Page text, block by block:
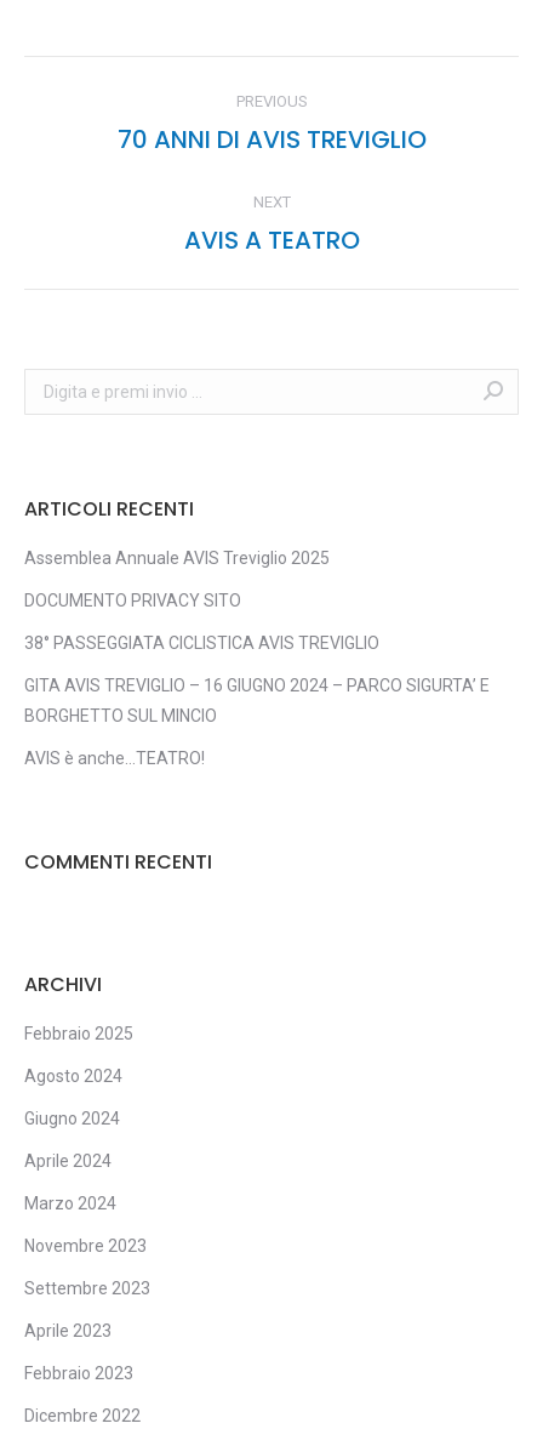
NAVIGATION
PREVIOUS
Previous
70 ANNI DI AVIS TREVIGLIO
NEXT
Next
AVIS A TEATRO
Search:
ARTICOLI RECENTI
Assemblea Annuale AVIS Treviglio 2025
DOCUMENTO PRIVACY SITO
38° PASSEGGIATA CICLISTICA AVIS TREVIGLIO
GITA AVIS TREVIGLIO – 16 GIUGNO 2024 – PARCO SIGURTA’ E
BORGHETTO SUL MINCIO
AVIS è anche…TEATRO!
COMMENTI RECENTI
ARCHIVI
Febbraio 2025
Agosto 2024
Giugno 2024
Aprile 2024
Marzo 2024
Novembre 2023
Settembre 2023
Aprile 2023
Febbraio 2023
Dicembre 2022